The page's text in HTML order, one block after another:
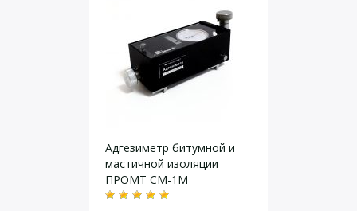
Адгезиметр битумной и
мастичной изоляции
ПРОМТ СМ-1М